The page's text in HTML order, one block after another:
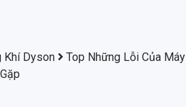
Khí Dyson
Top Những Lỗi Của Máy